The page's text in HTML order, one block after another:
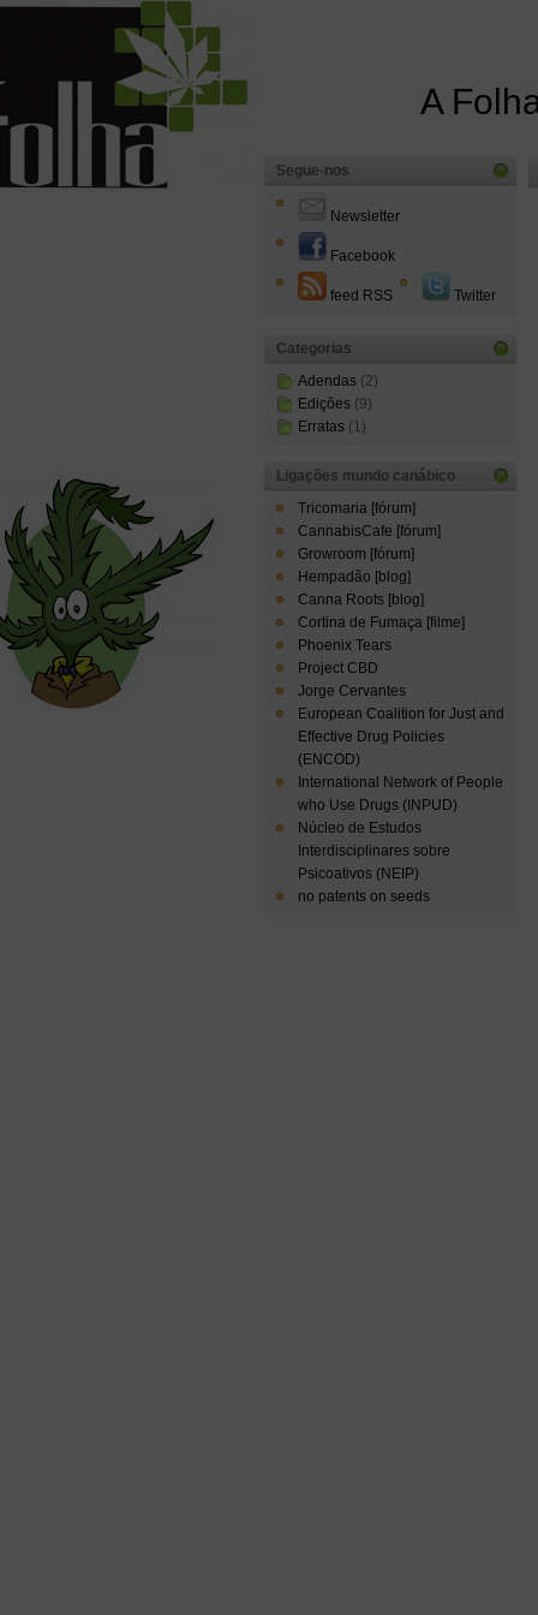
A
Segue-nos
Newsletter
Facebook
feed RSS Twitter
Categorias
Adendas (2)
Edições (9)
Erratas (1)
Ligações mundo canábico
Tricomaria [fórum]
CannabisCafe [fórum]
Growroom [fórum]
Hempadão [blog]
Canna Roots [blog]
Cortina de Fumaça [filme]
Phoenix Tears
Project CBD
Jorge Cervantes
European Coalition for Just and
Effective Drug Policies
(ENCOD)
International Network of People
who Use Drugs (INPUD)
Núcleo de Estudos
Interdisciplinares sobre
Psicoativos (NEIP)
no patents on seeds